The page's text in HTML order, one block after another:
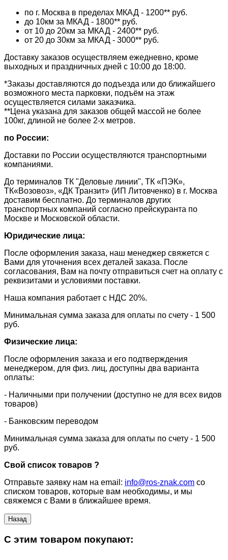
по г. Москва в пределах МКАД - 1200** руб.
до 10км за МКАД - 1800** руб.
от 10 до 20км за МКАД - 2400** руб.
от 20 до 30км за МКАД - 3000** руб.
Доставку заказов осуществляем ежедневно, кроме
выходных и праздничных дней с 10:00 до 18:00.
*Заказы доставляются до подъезда или до ближайшего
возможного места парковки, подъём на этаж
осуществляется силами заказчика.
**Цена указана для заказов общей массой не более
100кг, длиной не более 2-х метров.
по России:
Доставки по России осуществляются транспортными
компаниями.
До терминалов ТК "Деловые линии", ТК «ПЭК»,
ТК«Возовоз», «ДК Транзит» (ИП Литовченко) в г. Москва
доставим бесплатно. До терминалов других
транспортных компаний согласно прейскуранта по
Москве и Московской области.
Юридические лица:
После оформления заказа, наш менеджер свяжется с
Вами для уточнения всех деталей заказа. После
согласования, Вам на почту отправиться счет на оплату с
реквизитами и условиями поставки.
​Наша компания работает с НДС 20%.
​Минимальная сумма заказа для оплаты по счету - 1 500
руб.
Физические лица:
После оформления заказа и его подтверждения
менеджером, для физ. лиц, доступны два варианта
оплаты:
- Наличными при получении (доступно не для всех видов
товаров)
- Банковским переводом
Минимальная сумма заказа для оплаты по счету - 1 500
руб.
Свой список товаров ?
Отправьте заявку нам на email: info@ros-znak.com со
списком товаров, которые вам необходимы, и мы
свяжемся с Вами в ближайшее время.
C этим товаром покупают: